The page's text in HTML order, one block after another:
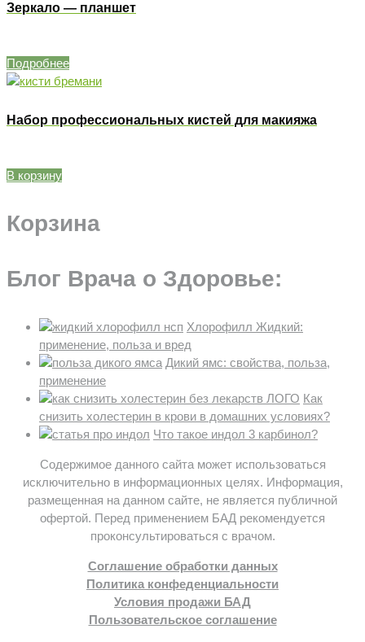
Зеркало — планшет
Подробнее
Набор профессиональных кистей для макияжа
В корзину
Корзина
Блог Врача о Здоровье:
Хлорофилл Жидкий:
применение, польза и вред
Дикий ямс: свойства, польза,
применение
Как
снизить холестерин в крови в домашних условиях?
Что такое индол 3 карбинол?
Содержимое данного сайта может использоваться
исключительно в информационных целях. Информация,
размещенная на данном сайте, не является публичной
офертой. Перед применением БАД рекомендуется
проконсультироваться с врачом.
Соглашение обработки данных
Политика конфеденциальности
Условия продажи БАД
Пользовательское соглашение